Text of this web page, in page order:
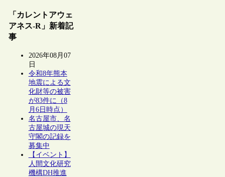
「カレントアウェ
アネス-R」新着記
事
2026年08月07
日
令和8年熊本
地震による文
化財等の被害
が83件に（8
月6日時点）
名古屋市、名
古屋城の現天
守閣の記録を
募集中
【イベント】
人間文化研究
機構DH推進